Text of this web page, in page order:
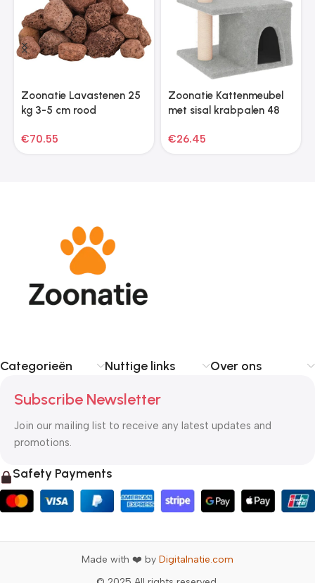
Zoonatie Lavastenen 25
kg 3-5 cm rood
€70.55
Zoonatie Kattenmeubel
met sisal krabpalen 48
€26.45
Categorieën Nuttige links Over ons
Subscribe Newsletter
Join our mailing list to receive any latest updates and
promotions.
Safety Payments
Made with ❤️ by Digitalnatie.com